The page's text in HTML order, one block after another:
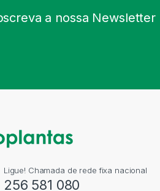
a nossa Newsletter
Ligue! Chamada de rede fixa nacional
256 581 080